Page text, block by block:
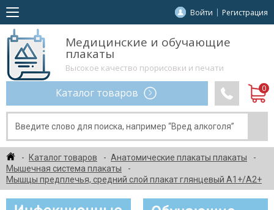
Войти Регистрация
Медицинские и обучающие
плакаты
Высокое качество прорисовки и печати
Каталог товаров
Каталог товаров
Анатомические плакаты плакаты
Мышечная система плакаты
Мышцы предплечья, средний слой плакат глянцевый А1+/А2+